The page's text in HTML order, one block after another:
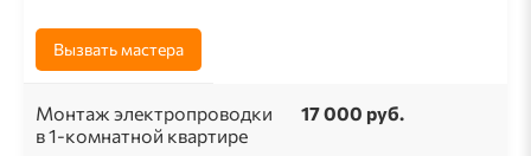
Вызвать мастера
Монтаж электропроводки
в 1-комнатной квартире
17 000 руб.